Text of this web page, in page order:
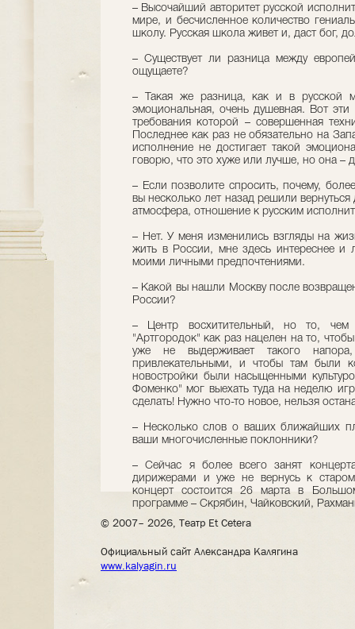
– Высочайший авторитет русской
мире, и бесчисленное количество
школу. Русская школа живет и, даст бог,
– Существует ли разница между
ощущаете?
– Такая же разница, как и в русской
эмоциональная, очень душевная. Вот
требования которой – совершенная
Последнее как раз не обязательно на
исполнение не достигает такой
говорю, что это хуже или лучше, но она –
– Если позволите спросить, почему,
вы несколько лет назад решили
атмосфера, отношение к русским
– Нет. У меня изменились взгляды на
жить в России, мне здесь интереснее и
моими личными предпочтениями.
– Какой вы нашли Москву после
России?
– Центр восхитительный, но то,
"Артгородок" как раз нацелен на то,
уже не выдерживает такого
привлекательными, и чтобы там были
новостройки были насыщенными
Фоменко" мог выехать туда на неделю
сделать! Нужно что-то новое, нельзя
– Несколько слов о ваших ближайших
ваши многочисленные поклонники?
– Сейчас я более всего занят
дирижерами и уже не вернусь к
концерт состоится 26 марта в
программе – Скрябин, Чайковский,
© 2007– 2026, Театр Et Cetera
Официальный сайт Александра Калягина
www.kalyagin.ru